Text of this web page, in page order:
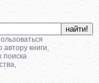
книги,
поиска